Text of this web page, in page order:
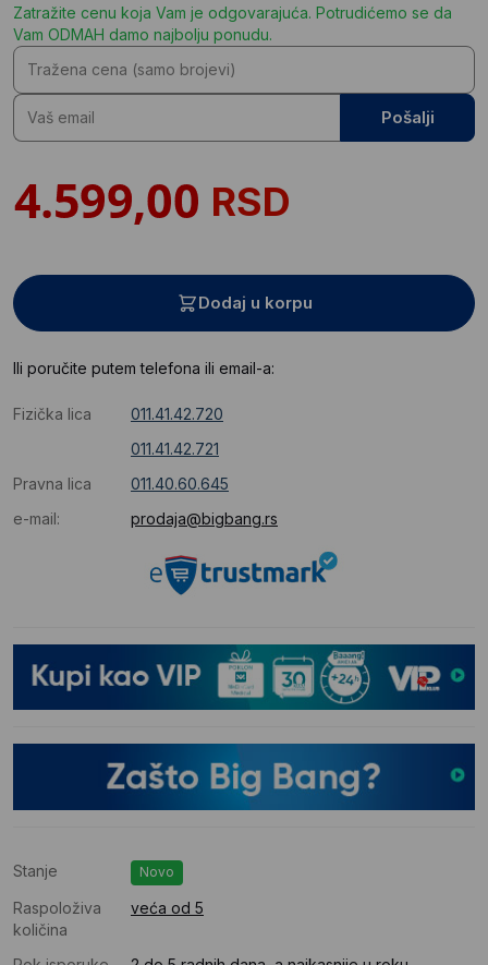
Zatražite cenu koja Vam je odgovarajuća. Potrudićemo se da
Vam ODMAH damo najbolju ponudu.
Pošalji
RSD
Dodaj u korpu
Ili poručite putem telefona ili email-a:
Fizička lica
011.41.42.720
011.41.42.721
Pravna lica
011.40.60.645
e-mail:
prodaja@bigbang.rs
Stanje Novo
Raspoloživa
količina
veća od 5